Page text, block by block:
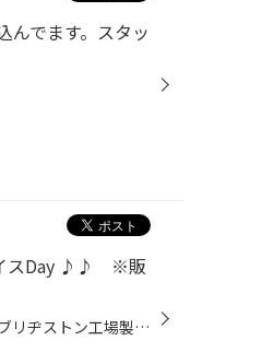
んでます。スタッ
イスDay ♪♪ ※販
ブリヂストンタイヤの 【ECOPIA】エコピア 【NEWNO】ニューノ ブリヂストン工場製タイヤの 【SEIBERLING】セイバーリング 上記タイヤが 数量限定でスペシャルプライス に Σ(･ω･ﾉ)ﾉ！ 1月17日(金)～26日(日)は 今ならおトク！タイヤスペシャルプライスDay☆彡 ↓↓↓ 対象サイズ と 価格はコチラ ↓↓↓ タ...